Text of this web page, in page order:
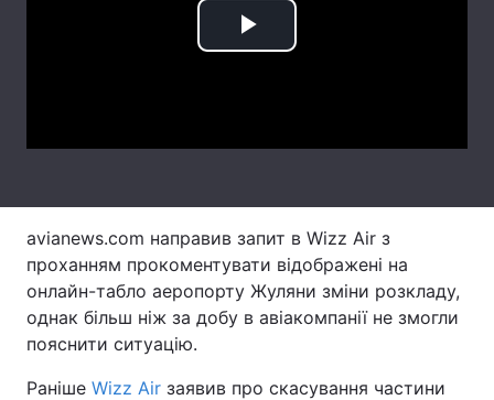
Вакансії
Тема оформлення
Play
avianews.com направив запит в Wizz Air з
проханням прокоментувати відображені на
онлайн-табло аеропорту Жуляни зміни розкладу,
однак більш ніж за добу в авіакомпанії не змогли
пояснити ситуацію.
Раніше Wizz Air заявив про скасування частини